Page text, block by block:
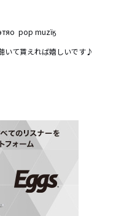
pop muzїӄ
いて貰えれば嬉しいです♪